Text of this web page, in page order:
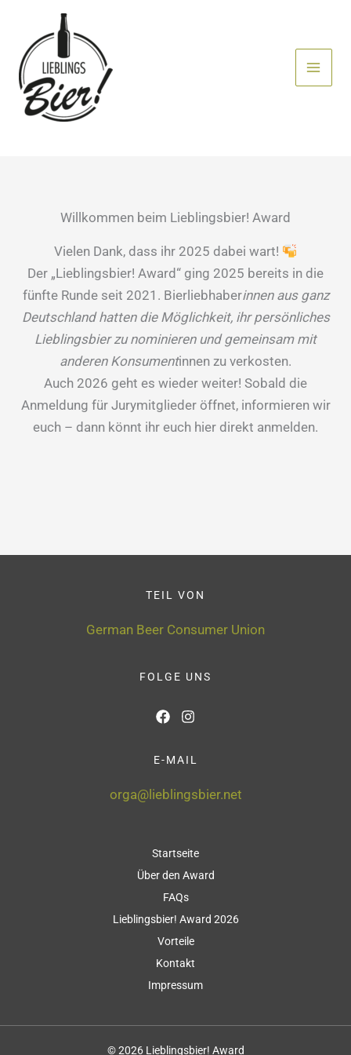
springen
Willkommen beim Lieblingsbier! Award
Vielen Dank, dass ihr 2025 dabei wart!
Der „Lieblingsbier! Award“ ging 2025 bereits in die
fünfte Runde seit 2021. Bierliebhaberinnen aus ganz
Deutschland hatten die Möglichkeit, ihr persönliches
Lieblingsbier zu nominieren und gemeinsam mit
anderen Konsumentinnen zu verkosten.
Auch 2026 geht es wieder weiter! Sobald die
Anmeldung für Jurymitglieder öffnet, informieren wir
euch – dann könnt ihr euch hier direkt anmelden.
TEIL VON
German Beer Consumer Union
FOLGE UNS
E-MAIL
orga@lieblingsbier.net
Startseite
Über den Award
FAQs
Lieblingsbier! Award 2026
Vorteile
Kontakt
Impressum
© 2026 Lieblingsbier! Award